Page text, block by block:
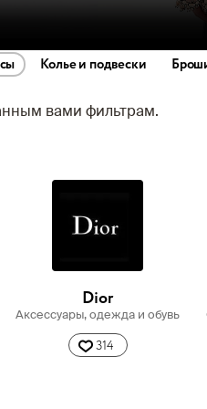
Колье и подвески
вами фильтрам.
Dior
Аксессуары, одежда и обувь
314